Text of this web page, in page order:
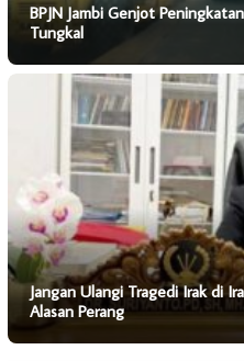
BPJN Jambi Genjot
Tungkal
Jangan Ulangi Tragedi Irak di
Alasan Perang